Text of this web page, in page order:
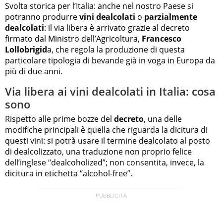
Svolta storica per l’Italia: anche nel nostro Paese si
potranno produrrevini dealcolati o parzialmente
dealcolati: il via libera è arrivato grazie al decreto
firmato dal Ministro dell’Agricoltura, Francesco
Lollobrigida, che regola la produzione di questa
particolare tipologia di bevande già in voga in Europa da
più di due anni.
Via libera ai vini dealcolati in Italia: cosa
sono
Rispetto alle prime bozze del decreto, una delle
modifiche principali è quella che riguarda la dicitura di
questi vini: si potrà usare il termine dealcolato al posto
di dealcolizzato, una traduzione non proprio felice
dell’inglese “dealcoholized”; non consentita, invece, la
dicitura in etichetta “alcohol-free”.